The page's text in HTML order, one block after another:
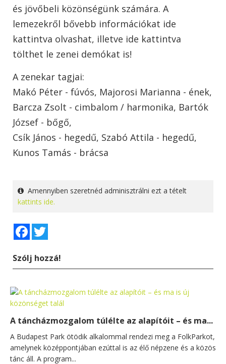
és jövőbeli közönségünk számára. A
lemezekről bővebb információkat ide
kattintva olvashat, illetve ide kattintva
tölthet le zenei demókat is!
A zenekar tagjai:
Makó Péter - fúvós, Majorosi Marianna - ének,
Barcza Zsolt - cimbalom / harmonika, Bartók
József - bőgő,
Csík János - hegedű, Szabó Attila - hegedű,
Kunos Tamás - brácsa
Amennyiben szeretnéd adminisztrálni ezt a tételt
kattints ide.
Facebook
Szólj hozzá!
A táncházmozgalom túlélte az alapítóit – és ma...
A Budapest Park ötödik alkalommal rendezi meg a FolkParkot,
amelynek középpontjában ezúttal is az élő népzene és a közös
tánc áll. A program...